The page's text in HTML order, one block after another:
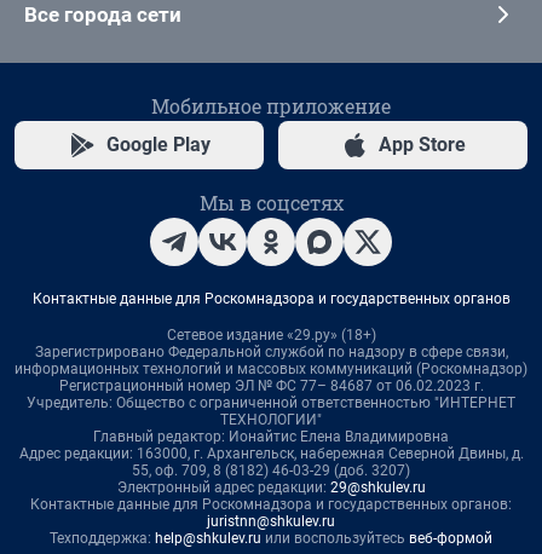
Все города сети
Мобильное приложение
Google Play App Store
Мы в соцсетях
Контактные данные для Роскомнадзора и государственных органов
Сетевое издание «29.ру» (18+)
Зарегистрировано Федеральной службой по надзору в сфере связи,
информационных технологий и массовых коммуникаций (Роскомнадзор)
Регистрационный номер ЭЛ № ФС 77– 84687 от 06.02.2023 г.
Учредитель: Общество с ограниченной ответственностью "ИНТЕРНЕТ
ТЕХНОЛОГИИ"
Главный редактор: Ионайтис Елена Владимировна
Адрес редакции: 163000, г. Архангельск, набережная Северной Двины, д.
55, оф. 709, 8 (8182) 46-03-29 (доб. 3207)
Электронный адрес редакции: 29@shkulev.ru
Контактные данные для Роскомнадзора и государственных органов:
juristnn@shkulev.ru
Техподдержка: help@shkulev.ru или воспользуйтесь веб-формой